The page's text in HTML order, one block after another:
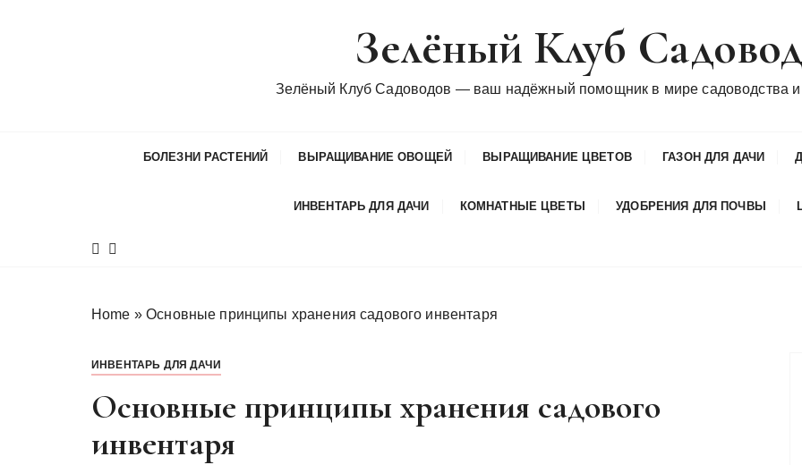
Зелёный Клуб
Зелёный Клуб Садоводов — ваш надёжный помощник в мире садоводства и
БОЛЕЗНИ РАСТЕНИЙ ВЫРАЩИВАНИЕ ОВОЩЕЙ ВЫРАЩИВАНИЕ ЦВЕТОВ ГАЗОН ДЛЯ ДАЧИ
ИНВЕНТАРЬ ДЛЯ ДАЧИ КОМНАТНЫЕ ЦВЕТЫ УДОБРЕНИЯ ДЛЯ ПОЧВЫ
Home »Основные принципы хранения садового инвентаря
ИНВЕНТАРЬ ДЛЯ ДАЧИ
Основные принципы хранения садового
инвентаря